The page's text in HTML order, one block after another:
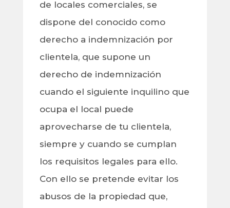
de locales comerciales, se
dispone del conocido como
derecho a indemnización por
clientela, que supone un
derecho de indemnización
cuando el siguiente inquilino que
ocupa el local puede
aprovecharse de tu clientela,
siempre y cuando se cumplan
los requisitos legales para ello.
Con ello se pretende evitar los
abusos de la propiedad que,